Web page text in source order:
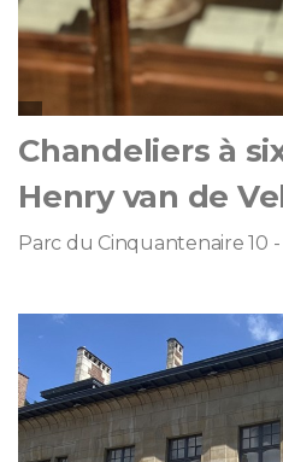
Chandeliers à
Henry van de
Parc du Cinquantenaire 10